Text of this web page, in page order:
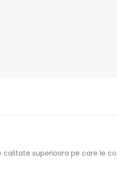
calitate superioara pe care le